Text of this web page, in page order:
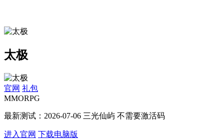
太极
官网 礼包
MMORPG
最新测试：2026-07-06 三光仙屿 不需要激活码
进入官网 下载电脑版